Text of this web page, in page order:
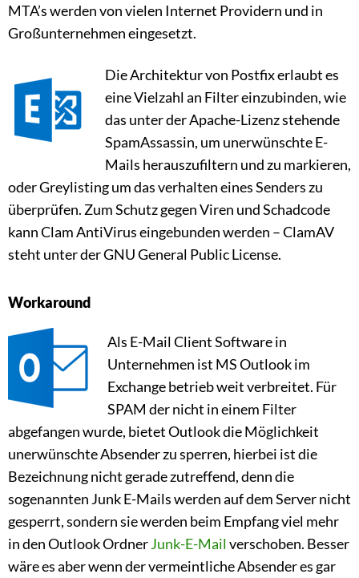
MTA’s werden von vielen Internet Providern und in
Großunternehmen eingesetzt.
Die Architektur von Postfix erlaubt es
eine Vielzahl an Filter einzubinden, wie
das unter der Apache-Lizenz stehende
SpamAssassin, um unerwünschte E-
Mails herauszufiltern und zu markieren,
oder Greylisting um das verhalten eines Senders zu
überprüfen. Zum Schutz gegen Viren und Schadcode
kann Clam AntiVirus eingebunden werden – ClamAV
steht unter der GNU General Public License.
Workaround
Als E-Mail Client Software in
Unternehmen ist MS Outlook im
Exchange betrieb weit verbreitet. Für
SPAM der nicht in einem Filter
abgefangen wurde, bietet Outlook die Möglichkeit
unerwünschte Absender zu sperren, hierbei ist die
Bezeichnung nicht gerade zutreffend, denn die
sogenannten Junk E-Mails werden auf dem Server nicht
gesperrt, sondern sie werden beim Empfang viel mehr
in den Outlook OrdnerJunk-E-Mail verschoben. Besser
wäre es aber wenn der vermeintliche Absender es gar